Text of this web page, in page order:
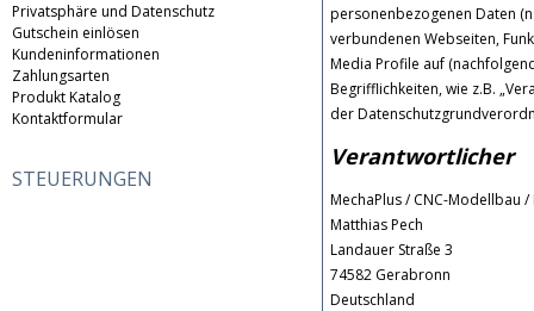
Privatsphäre und Datenschutz
Gutschein einlösen
Kundeninformationen
Zahlungsarten
Produkt Katalog
Kontaktformular
STEUERUNGEN
personenbezogenen Daten
verbundenen Webseiten,
Media Profile auf
Begrifflichkeiten, wie z.B.
der
Verantwortlicher
MechaPlus / CNC-Modellbau /
Matthias Pech
Landauer Straße 3
74582 Gerabronn
Deutschland